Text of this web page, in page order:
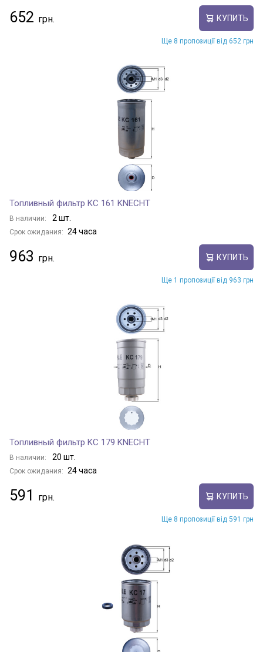
652 КУПИТЬ
Ще 8 пропозиції від 652 грн
Топливный фильтр KC 161 KNECHT
В наличии: 2 шт.
Срок ожидания: 24 часа
963 КУПИТЬ
Ще 1 пропозиції від 963 грн
Топливный фильтр KC 179 KNECHT
В наличии: 20 шт.
Срок ожидания: 24 часа
591 КУПИТЬ
Ще 8 пропозиції від 591 грн